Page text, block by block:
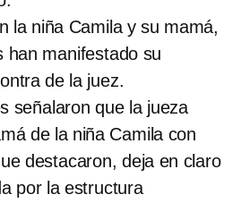
la niña Camila y su mamá,
han manifestado su
de la juez.
señalaron que la jueza
de la niña Camila con
destacaron, deja en claro
por la estructura